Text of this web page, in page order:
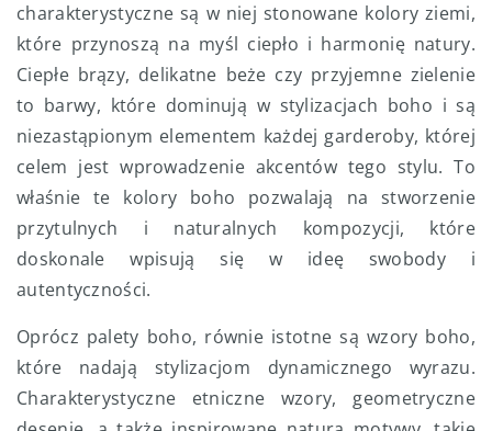
charakterystyczne są w niej stonowane kolory ziemi,
które przynoszą na myśl ciepło i harmonię natury.
Ciepłe brązy, delikatne beże czy przyjemne zielenie
to barwy, które dominują w stylizacjach boho i są
niezastąpionym elementem każdej garderoby, której
celem jest wprowadzenie akcentów tego stylu. To
właśnie te kolory boho pozwalają na stworzenie
przytulnych i naturalnych kompozycji, które
doskonale wpisują się w ideę swobody i
autentyczności.
Oprócz palety boho, równie istotne są wzory boho,
które nadają stylizacjom dynamicznego wyrazu.
Charakterystyczne etniczne wzory, geometryczne